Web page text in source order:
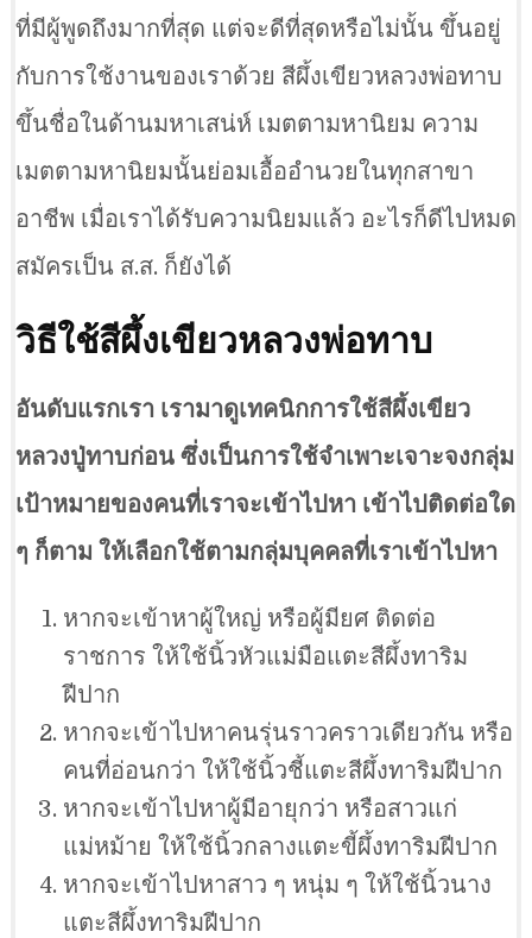
ที่มีผู้พูดถึงมากที่สุด แต่จะดีที่สุดหรือไม่นั้น ขึ้นอยู่
กับการใช้งานของเราด้วย สีผึ้งเขียวหลวงพ่อทาบ
ขึ้นชื่อในด้านมหาเสน่ห์ เมตตามหานิยม ความ
เมตตามหานิยมนั้นย่อมเอื้ออำนวยในทุกสาขา
อาชีพ เมื่อเราได้รับความนิยมแล้ว อะไรก็ดีไปหมด
สมัครเป็น ส.ส. ก็ยังได้
วิธีใช้สีผึ้งเขียวหลวงพ่อทาบ
อันดับแรกเรา เรามาดูเทคนิกการใช้สีผึ้งเขียว
หลวงปู่ทาบก่อน ซึ่งเป็นการใช้จำเพาะเจาะจงกลุ่ม
เป้าหมายของคนที่เราจะเข้าไปหา เข้าไปติดต่อใด
ๆ ก็ตาม ให้เลือกใช้ตามกลุ่มบุคคลที่เราเข้าไปหา
หากจะเข้าหาผู้ใหญ่ หรือผู้มียศ ติดต่อ
ราชการ ให้ใช้นิ้วหัวแม่มือแตะสีผึ้งทาริม
ฝีปาก
หากจะเข้าไปหาคนรุ่นราวคราวเดียวกัน หรือ
คนที่อ่อนกว่า ให้ใช้นิ้วชี้แตะสีผึ้งทาริมฝีปาก
หากจะเข้าไปหาผู้มีอายุกว่า หรือสาวแก่
แม่หม้าย ให้ใช้นิ้วกลางแตะขี้ผึ้งทาริมฝีปาก
หากจะเข้าไปหาสาว ๆ หนุ่ม ๆ ให้ใช้นิ้วนาง
แตะสีผึ้งทาริมฝีปาก